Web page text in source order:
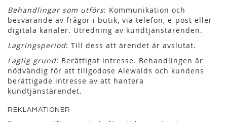
Behandlingar som utförs: Kommunikation och
besvarande av frågor i butik, via telefon, e-post eller
digitala kanaler. Utredning av kundtjänstärenden.
Lagringsperiod: Till dess att ärendet är avslutat.
Laglig grund: Berättigat intresse. Behandlingen är
nödvändig för att tillgodose Alewalds och kundens
berättigade intresse av att hantera
kundtjänstärendet.
REKLAMATIONER